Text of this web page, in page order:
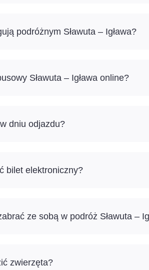
podróżnym Sławuta – Igława?
Sławuta – Igława online?
dniu odjazdu?
bilet elektroniczny?
ze sobą w podróż Sławuta –
zwierzęta?